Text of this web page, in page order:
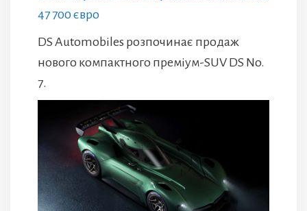
47 700 євро
DS Automobiles розпочинає продаж
нового компактного преміум-SUV DS No.
7.